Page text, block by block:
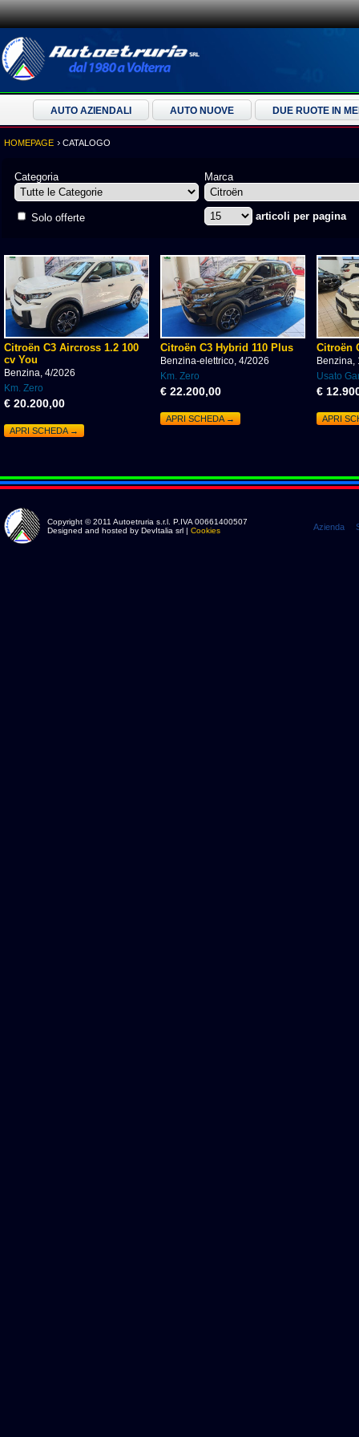
AUTO AZIENDALI AUTO NUOVE DUE RUOTE IN
HOMEPAGE CATALOGO
Categoria Marca
Solo offerte articoli per pagina
Citroën C3 Aircross 1.2 100
cv You
Benzina, 4/2026
Km. Zero
€ 20.200,00
APRI SCHEDA →
Citroën C3 Hybrid 110 Plus
Benzina-elettrico, 4/2026
Km. Zero
€ 22.200,00
APRI SCHEDA →
Citroën
Benzina,
Usato
€
APRI
Copyright © 2011 Autoetruria s.r.l. P.IVA 00661400507
Designed and hosted by DevItalia srl | Cookies Azienda